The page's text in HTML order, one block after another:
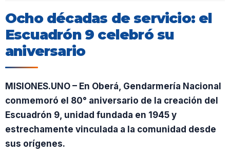
Ocho décadas de servicio: el
Escuadrón 9 celebró su
aniversario
MISIONES.UNO – En Oberá, Gendarmería Nacional
conmemoró el 80° aniversario de la creación del
Escuadrón 9, unidad fundada en 1945 y
estrechamente vinculada a la comunidad desde
sus orígenes.